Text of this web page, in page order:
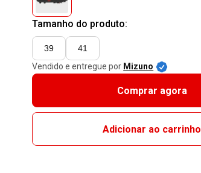
Tamanho do produto:
39
41
Vendido e entregue por Mizuno
Comprar agora
Adicionar ao carrinho